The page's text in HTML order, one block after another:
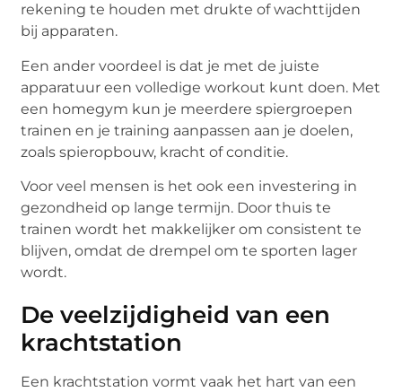
rekening te houden met drukte of wachttijden
bij apparaten.
Een ander voordeel is dat je met de juiste
apparatuur een volledige workout kunt doen. Met
een homegym kun je meerdere spiergroepen
trainen en je training aanpassen aan je doelen,
zoals spieropbouw, kracht of conditie.
Voor veel mensen is het ook een investering in
gezondheid op lange termijn. Door thuis te
trainen wordt het makkelijker om consistent te
blijven, omdat de drempel om te sporten lager
wordt.
De veelzijdigheid van een
krachtstation
Een krachtstation vormt vaak het hart van een